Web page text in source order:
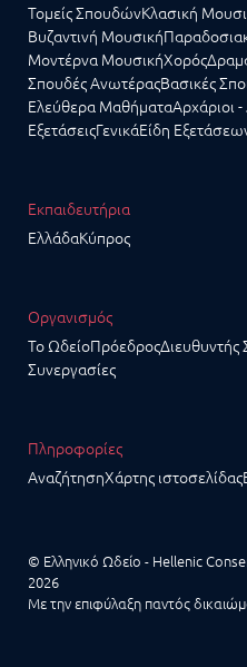
Τομείς ΣπουδώνΚλασική
Βυζαντινή Μουσική
Μοντέρνα ΜουσικήΧορός
Σπουδές ΑνωτέραςΒασικές
Ελεύθερα ΜαθήματαΑρχάριοι
ΕξετάσειςΓενικάΕίδη
Εκπαιδευτήρια
ΕλλάδαΚύπρος
Οργανισμός
Το ΩδείοΠρόεδρος
Συνεργασίες
Πληροφορίες
ΑναζήτησηΧάρτης ιστοσελίδας
© Ελληνικό Ωδείο - Hellenic
2026
Με την επιφύλαξη παντός